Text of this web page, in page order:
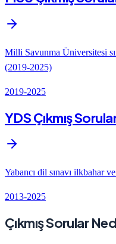
Milli Savunma Üniversitesi
(2019-2025)
2019-2025
YDS Çıkmış
Yabancı dil sınavı ilkbahar
2013-2025
Çıkmış Sorular